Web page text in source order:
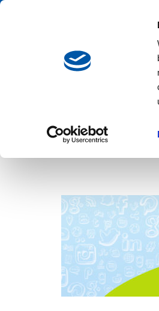
: Function
some code in the plugin or theme
version 6.7.0.) in/home/
: De aangeroepen
/home/socialfabriek/htdocs/